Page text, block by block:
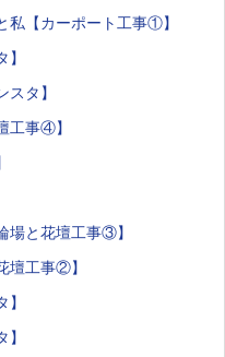
私【カーポート工事①】
タ】
工事④】
場と花壇工事③】
壇工事②】